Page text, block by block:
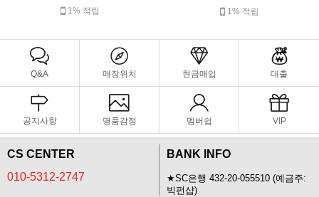
1% 적립
1% 적립
Q&A 매장위치 현금매입 대출
공지사항 명품감정 멤버쉽 VIP
CS CENTER
010-5312-2747
BANK INFO
★SC은행 432-20-055510 (예금주:
빅펀샵)